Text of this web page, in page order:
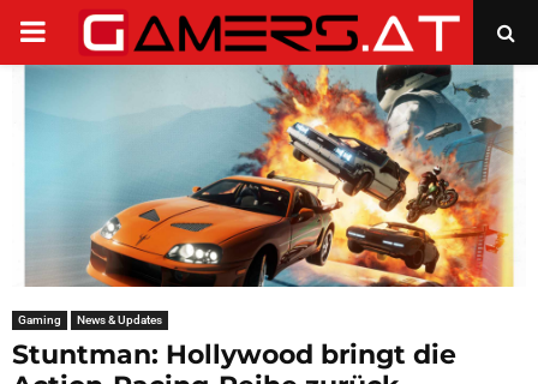
PRIMARY
MENU
Gaming News & Updates
Stuntman: Hollywood bringt die